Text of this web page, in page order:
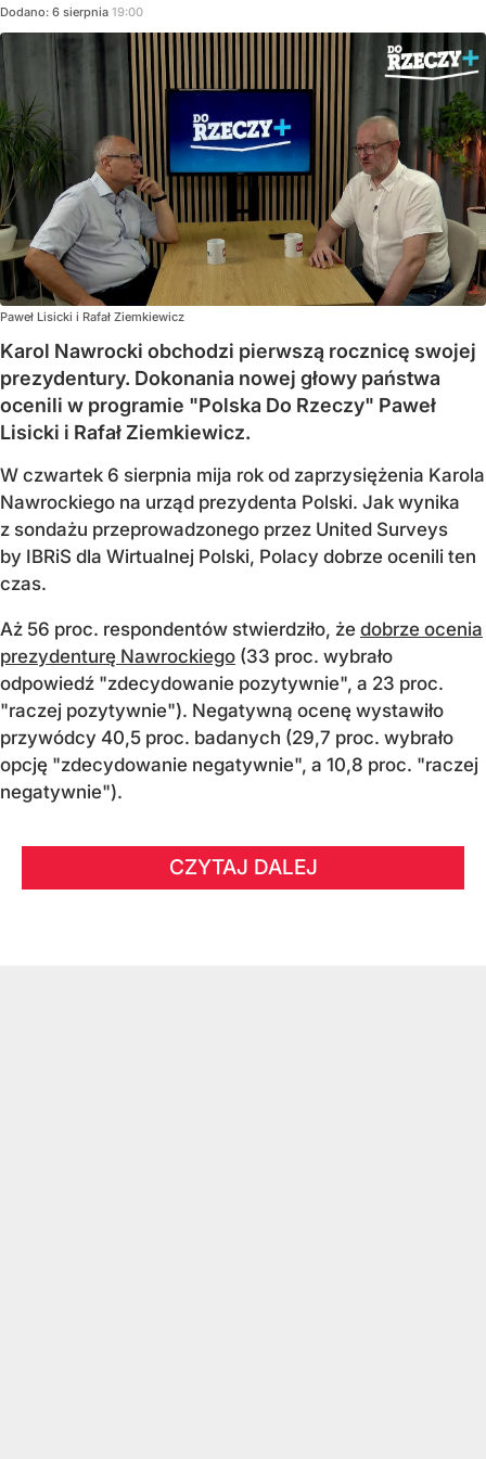
Dodano: 6 sierpnia 19:00
Paweł Lisicki i Rafał Ziemkiewicz
Karol Nawrocki obchodzi pierwszą rocznicę swojej
prezydentury. Dokonania nowej głowy państwa
ocenili w programie "Polska Do Rzeczy" Paweł
Lisicki i Rafał Ziemkiewicz.
W czwartek 6 sierpnia mija rok od zaprzysiężenia Karola
Nawrockiego na urząd prezydenta Polski. Jak wynika
z sondażu przeprowadzonego przez United Surveys
by IBRiS dla Wirtualnej Polski, Polacy dobrze ocenili ten
czas.
Aż 56 proc. respondentów stwierdziło, że dobrze ocenia
prezydenturę Nawrockiego (33 proc. wybrało
odpowiedź "zdecydowanie pozytywnie", a 23 proc.
"raczej pozytywnie"). Negatywną ocenę wystawiło
przywódcy 40,5 proc. badanych (29,7 proc. wybrało
opcję "zdecydowanie negatywnie", a 10,8 proc. "raczej
negatywnie").
CZYTAJ DALEJ